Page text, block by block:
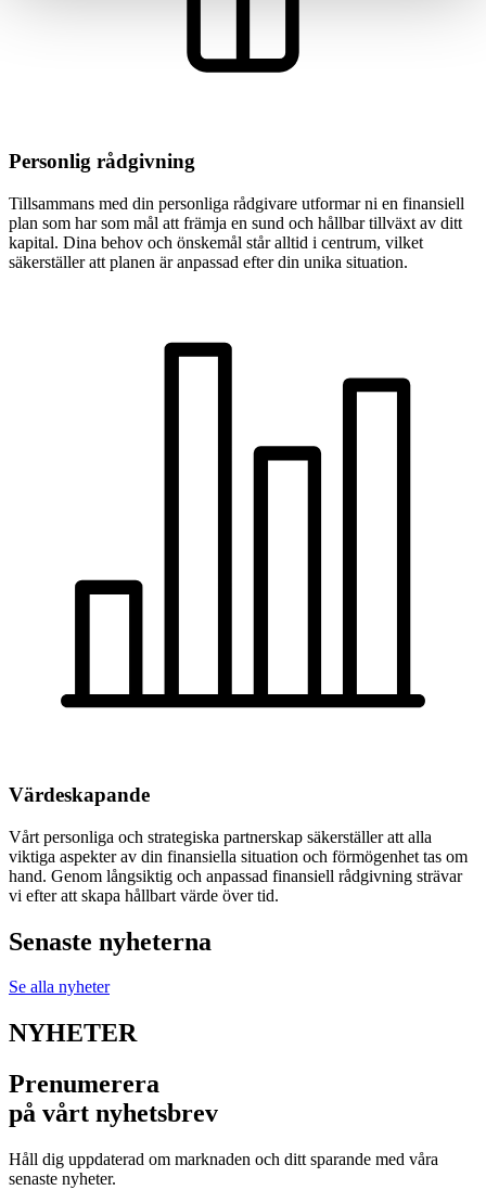
Personlig rådgivning
Tillsammans med din personliga rådgivare utformar ni en finansiell
plan som har som mål att främja en sund och hållbar tillväxt av ditt
kapital. Dina behov och önskemål står alltid i centrum, vilket
säkerställer att planen är anpassad efter din unika situation.
Värdeskapande
Vårt personliga och strategiska partnerskap säkerställer att alla
viktiga aspekter av din finansiella situation och förmögenhet tas om
hand. Genom långsiktig och anpassad finansiell rådgivning strävar
vi efter att skapa hållbart värde över tid.
Senaste nyheterna
Se alla nyheter
NYHETER
Prenumerera
på vårt nyhetsbrev
Håll dig uppdaterad om marknaden och ditt sparande med våra
senaste nyheter.